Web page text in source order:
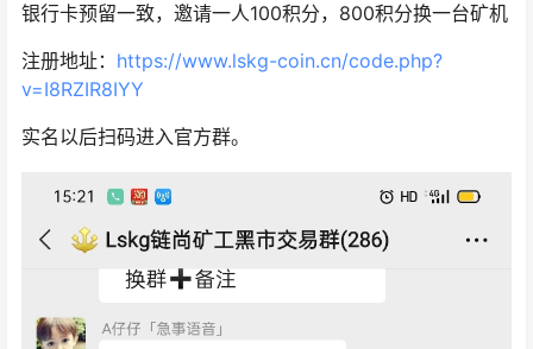
银行卡预留一致，邀请一人100积分，800积分换一台矿机
注册地址： https://www.lskg-coin.cn/code.php?
v=I8RZIR8IYY
实名以后扫码进入官方群。